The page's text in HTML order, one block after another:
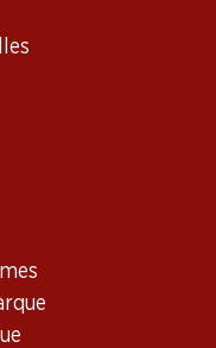
du
Viognier Reserva